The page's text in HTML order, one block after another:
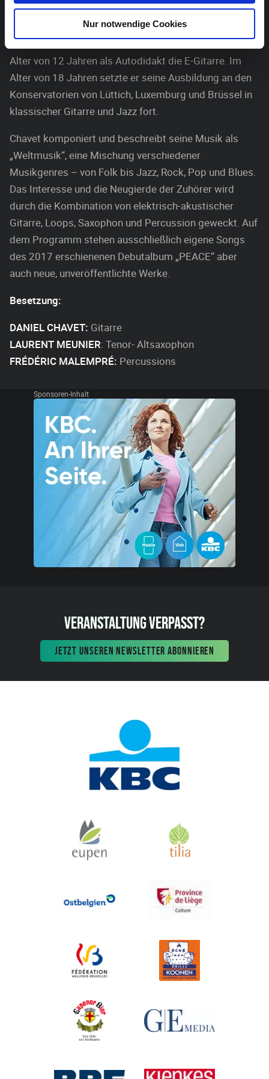
Nur notwendige Cookies
„CHAVET“ ist das Soloprojekt des ostbelgischen
Gitarristen Daniel Chavet. Nach klassischem
Gitarrenunterricht an der Musikakademie erlernte er im
Alter von 12 Jahren als Autodidakt die E-Gitarre. Im
Alter von 18 Jahren setzte er seine Ausbildung an den
Konservatorien von Lüttich, Luxemburg und Brüssel in
klassischer Gitarre und Jazz fort.
Chavet komponiert und beschreibt seine Musik als
„Weltmusik“, eine Mischung verschiedener
Musikgenres – von Folk bis Jazz, Rock, Pop und Blues.
Das Interesse und die Neugierde der Zuhörer wird
durch die Kombination von elektrisch-akustischer
Gitarre, Loops, Saxophon und Percussion geweckt. Auf
dem Programm stehen ausschließlich eigene Songs
des 2017 erschienenen Debutalbum „PEACE“ aber
auch neue, unveröffentlichte Werke.
Besetzung:
DANIEL CHAVET: Gitarre
LAURENT MEUNIER: Tenor- Altsaxophon
FRÉDÉRIC MALEMPRÉ: Percussions
Sponsoren-Inhalt
VERANSTALTUNG VERPASST?
JETZT UNSEREN NEWSLETTER ABONNIEREN